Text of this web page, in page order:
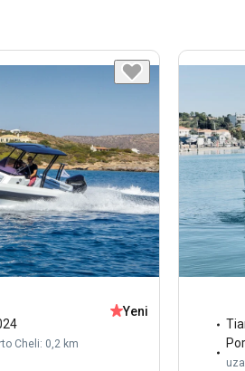
Cheli: 0,2 km
Yeni